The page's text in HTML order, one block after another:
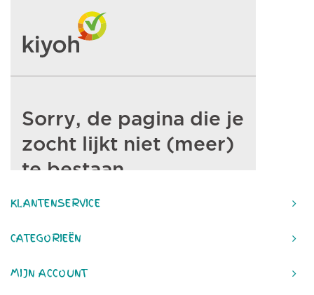
KLANTENSERVICE
CATEGORIEËN
MIJN ACCOUNT